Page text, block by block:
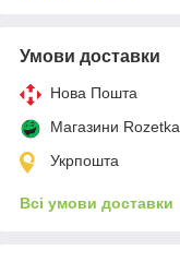
Умови доставки
Нова Пошта
Магазини Rozetka
Укрпошта
Всі умови доставки